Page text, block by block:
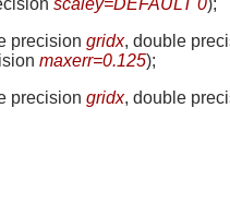
precision gridx, double
maxerr=0.125);
precision gridx, double